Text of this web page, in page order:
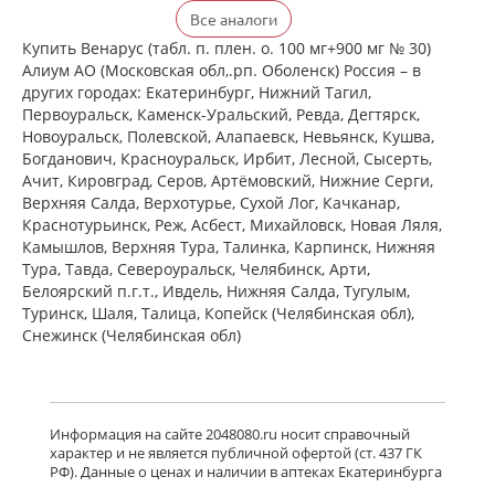
Детралекс (табл. п. плен. о. 500 мг №
60) Лаборатории Сервье Индастри
Франция Сервье РУС ООО Россия
есть в 8 аптеках
от 2 081,00 до 2 339,00
Венарус (табл. п. плен. о. 50 мг+450
мг № 30) Алиум АО (Московская
обл,.рп. Оболенск) Россия
есть в 6 аптеках
от 1 183,00 до 1 183,00
Венарус (табл. п. плен. о. 50 мг+450
мг № 60) Алиум АО (Московская
обл,.рп. Оболенск) Россия
есть в 6 аптеках
Детралекс (табл. п. плен. о. 1000 мг
№ 60) Лаборатории Сервье
Индастри Франция Сервье РУС ООО
Все аналоги
Купить Венарус (табл. п. плен. о. 100 мг+900 мг № 30)
Алиум АО (Московская обл,.рп. Оболенск) Россия – в
других городах: Екатеринбург, Нижний Тагил,
Первоуральск, Каменск-Уральский, Ревда, Дегтярск,
Новоуральск, Полевской, Алапаевск, Невьянск, Кушва,
Богданович, Красноуральск, Ирбит, Лесной, Сысерть,
Ачит, Кировград, Серов, Артёмовский, Нижние Cерги,
Верхняя Салда, Верхотурье, Сухой Лог, Качканар,
Краснотурьинск, Реж, Асбест, Михайловск, Новая Ляля,
Камышлов, Верхняя Тура, Талинка, Карпинск, Нижняя
Тура, Тавда, Североуральск, Челябинск, Арти,
Белоярский п.г.т., Ивдель, Нижняя Салда, Тугулым,
Туринск, Шаля, Талица, Копейск (Челябинская обл),
Снежинск (Челябинская обл)
Информация на сайте 2048080.ru носит справочный
характер и не является публичной офертой (ст. 437 ГК
РФ). Данные о ценах и наличии в аптеках Екатеринбурга